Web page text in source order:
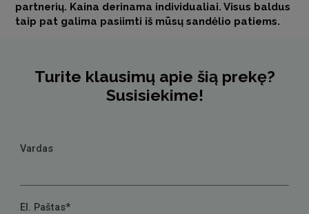
partnerių. Kaina derinama individualiai. Visus baldus
taip pat galima pasiimti iš mūsų sandėlio patiems.
Turite klausimų apie šią prekę?
Susisiekime!
Vardas
El. Paštas*